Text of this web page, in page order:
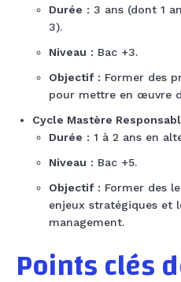
Durée : 3 ans (dont 1
3).
Niveau : Bac +3.
Objectif: Former des
pour mettre en œuvre
Cycle Mastère
Durée : 1 à 2 ans en
Niveau : Bac +5.
Objectif: Former des
enjeux stratégiques et
management.
Points clés